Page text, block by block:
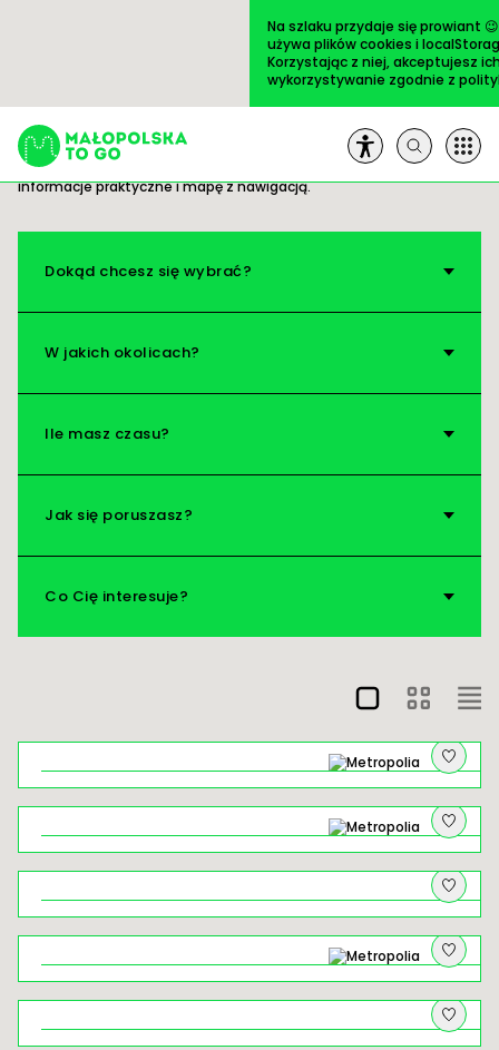
treści
Nad wodę!
Trasy
Gotowe pomysły na wycieczki. Wszystko masz
pod ręką: opis i zdjęcia ciekawych miejsc,
informacje praktyczne i mapę z nawigacją.
ULUBIONE
Dokąd chcesz się wybrać?
W jakich okolicach?
Ile masz czasu?
Jak się poruszasz?
Co Cię interesuje?
Na pograniczu: o czym szumią młyny
Zanurz się w leśnej kąpieli Doliny
Mnikowskiej
Łysa Góra w Krakowie – ceramiczny
spacer śladami realizacji z „Kamionki”
Do Kochanowa jeden krok
Na szlaku przydaje się prowiant
używa plików cookies i
Korzystając z niej, akceptujesz
wykorzystywanie zgodnie z